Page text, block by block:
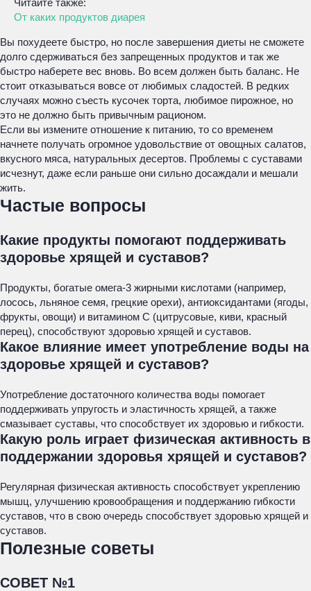
Читайте также:
От каких продуктов диарея
Вы похудеете быстро, но после завершения диеты не сможете
долго сдерживаться без запрещенных продуктов и так же
быстро наберете вес вновь. Во всем должен быть баланс. Не
стоит отказываться вовсе от любимых сладостей. В редких
случаях можно съесть кусочек торта, любимое пирожное, но
это не должно быть привычным рационом.
Если вы измените отношение к питанию, то со временем
начнете получать огромное удовольствие от овощных салатов,
вкусного мяса, натуральных десертов. Проблемы с суставами
исчезнут, даже если раньше они сильно досаждали и мешали
жить.
Частые вопросы
Какие продукты помогают поддерживать
здоровье хрящей и суставов?
Продукты, богатые омега-3 жирными кислотами (например,
лосось, льняное семя, грецкие орехи), антиоксидантами (ягоды,
фрукты, овощи) и витамином С (цитрусовые, киви, красный
перец), способствуют здоровью хрящей и суставов.
Какое влияние имеет употребление воды на
здоровье хрящей и суставов?
Употребление достаточного количества воды помогает
поддерживать упругость и эластичность хрящей, а также
смазывает суставы, что способствует их здоровью и гибкости.
Какую роль играет физическая активность в
поддержании здоровья хрящей и суставов?
Регулярная физическая активность способствует укреплению
мышц, улучшению кровообращения и поддержанию гибкости
суставов, что в свою очередь способствует здоровью хрящей и
суставов.
Полезные советы
СОВЕТ №1